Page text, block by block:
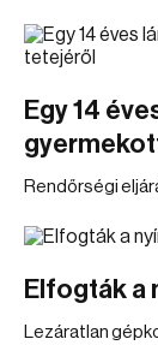
Egy 14
Rendőrségi
Elfogták a
Lezáratlan